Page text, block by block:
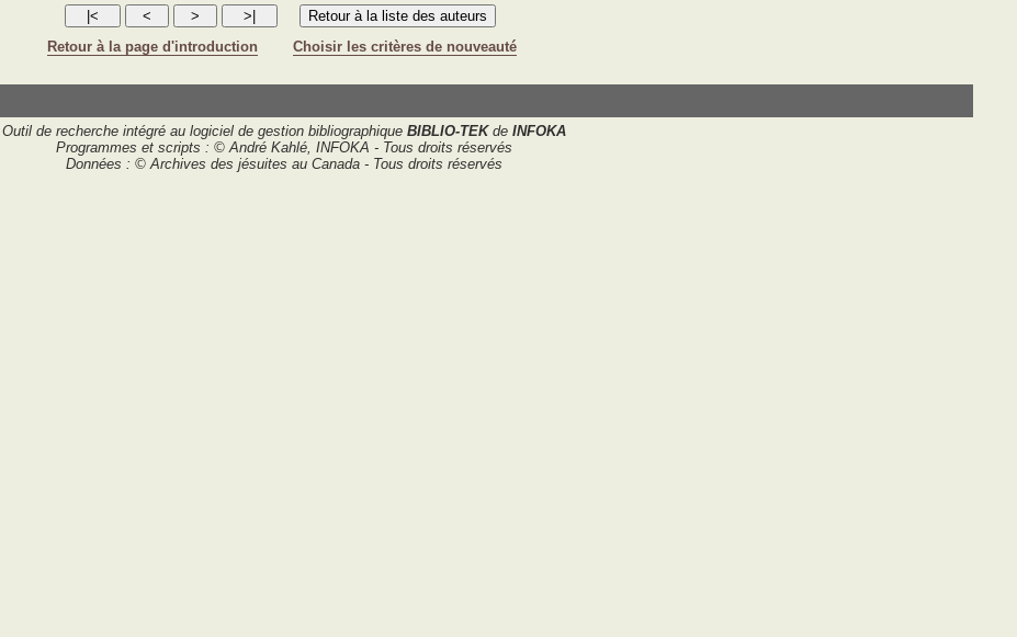
Retour à la page d'introduction Choisir les critères de nouveauté
Outil de recherche intégré au logiciel de gestion bibliographique BIBLIO-TEKde INFOKA
Programmes et scripts : © André Kahlé, INFOKA - Tous droits réservés
Données : © Archives des jésuites au Canada - Tous droits réservés